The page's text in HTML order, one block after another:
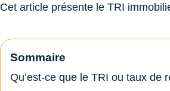
Cet article présente le TRI
Sommaire
Qu’est-ce que le TRI ou taux de